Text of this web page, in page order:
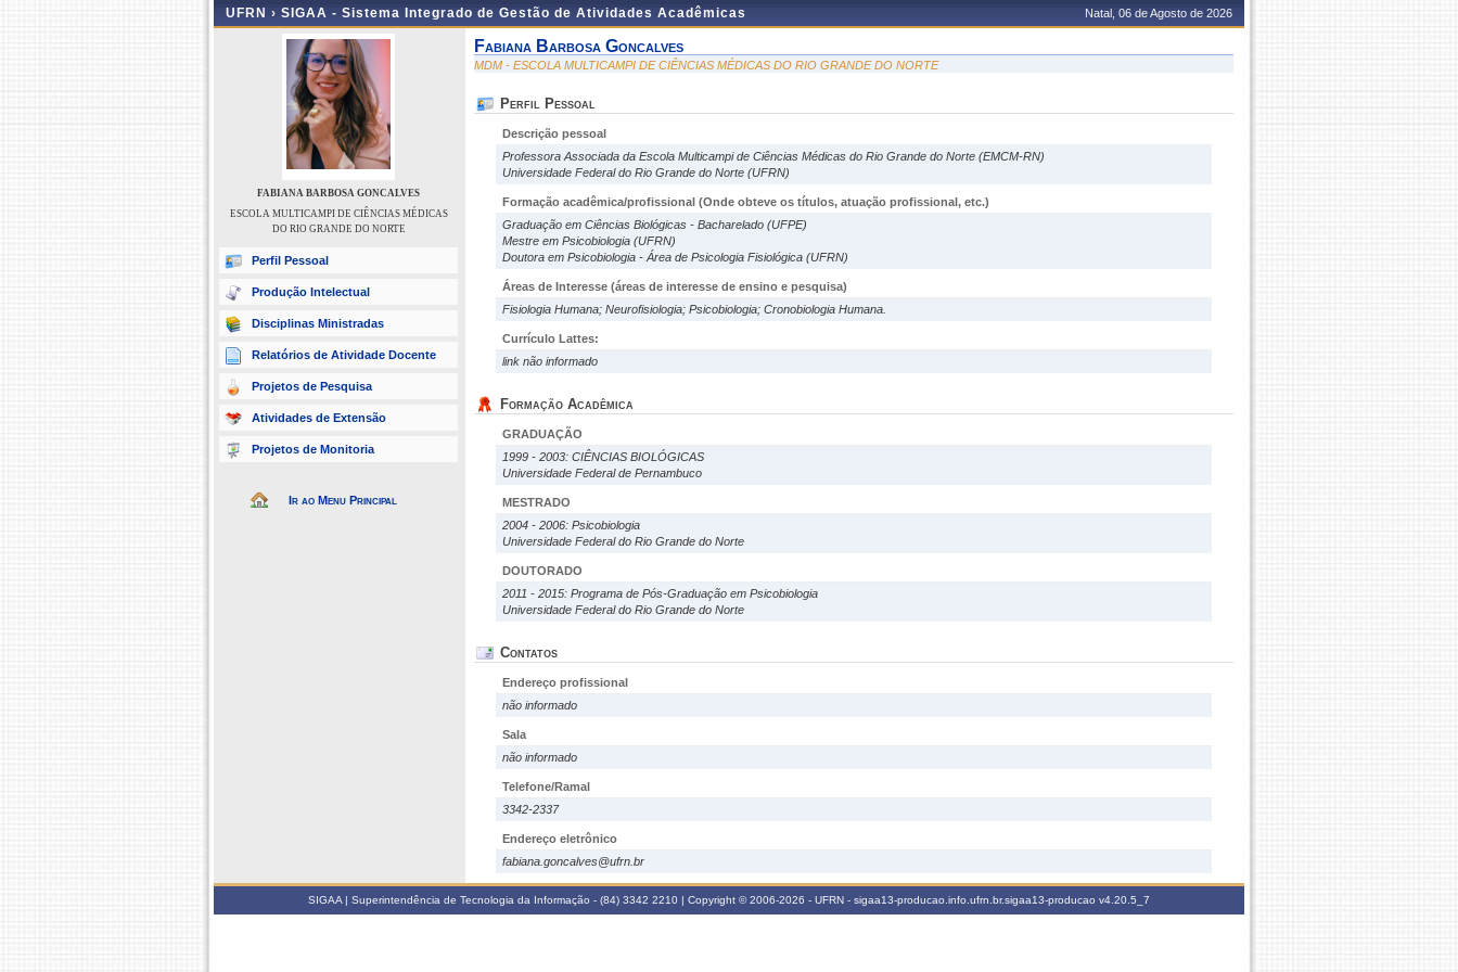
UFRN › SIGAA - Sistema Integrado de Gestão de Atividades Acadêmicas Natal, 06 de Agosto de 2026
FABIANA BARBOSA GONCALVES
ESCOLA MULTICAMPI DE CIÊNCIAS MÉDICAS
DO RIO GRANDE DO NORTE
Perfil Pessoal
Produção Intelectual
Disciplinas Ministradas
Relatórios de Atividade Docente
Projetos de Pesquisa
Atividades de Extensão
Projetos de Monitoria
Ir ao Menu Principal
Fabiana Barbosa Goncalves
MDM - ESCOLA MULTICAMPI DE CIÊNCIAS MÉDICAS DO RIO GRANDE DO NORTE
Perfil Pessoal
Descrição pessoal
Professora Associada da Escola Multicampi de Ciências Médicas do Rio Grande do Norte (EMCM-RN)
Universidade Federal do Rio Grande do Norte (UFRN)
Formação acadêmica/profissional (Onde obteve os títulos, atuação profissional, etc.)
Graduação em Ciências Biológicas - Bacharelado (UFPE)
Mestre em Psicobiologia (UFRN)
Doutora em Psicobiologia - Área de Psicologia Fisiológica (UFRN)
Áreas de Interesse (áreas de interesse de ensino e pesquisa)
Fisiologia Humana; Neurofisiologia; Psicobiologia; Cronobiologia Humana.
Currículo Lattes:
link não informado
Formação Acadêmica
GRADUAÇÃO
1999 - 2003: CIÊNCIAS BIOLÓGICAS
Universidade Federal de Pernambuco
MESTRADO
2004 - 2006: Psicobiologia
Universidade Federal do Rio Grande do Norte
DOUTORADO
2011 - 2015: Programa de Pós-Graduação em Psicobiologia
Universidade Federal do Rio Grande do Norte
Contatos
Endereço profissional
não informado
Sala
não informado
Telefone/Ramal
3342-2337
Endereço eletrônico
fabiana.goncalves@ufrn.br
SIGAA | Superintendência de Tecnologia da Informação - (84) 3342 2210 | Copyright © 2006-2026 - UFRN - sigaa13-producao.info.ufrn.br.sigaa13-producao v4.20.5_7